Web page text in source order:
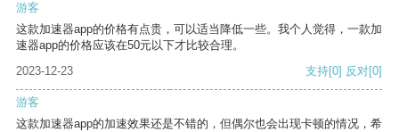
游客
这款加速器app的价格有点贵，可以适当降低一些。我个人觉得，一款加
速器app的价格应该在50元以下才比较合理。
2023-12-23
支持[0] 反对[0]
游客
这款加速器app的加速效果还是不错的，但偶尔也会出现卡顿的情况，希